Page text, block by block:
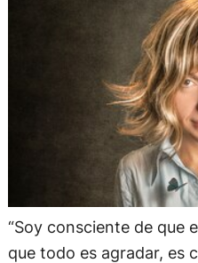
“Soy consciente de que
que todo es agradar, es